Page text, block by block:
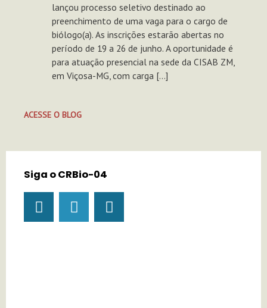
lançou processo seletivo destinado ao
preenchimento de uma vaga para o cargo de
biólogo(a). As inscrições estarão abertas no
período de 19 a 26 de junho. A oportunidade é
para atuação presencial na sede da CISAB ZM,
em Viçosa-MG, com carga […]
ACESSE O BLOG
Siga o CRBio-04
I
n
Y
o
T
i